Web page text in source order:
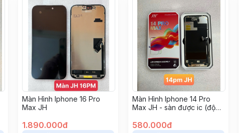
Màn Hình Iphone 16 Pro
Max JH
1.890.000đ
Màn Hình Iphone 14 Pro
Max JH - sàn được ic (độ
+150k)
580.000đ